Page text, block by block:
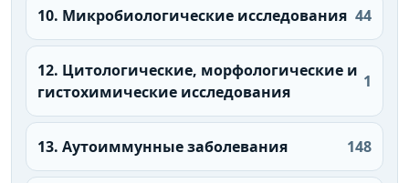
10. Микробиологические исследования 44
12. Цитологические, морфологические и
гистохимические исследования
1
13. Аутоиммунные заболевания 148